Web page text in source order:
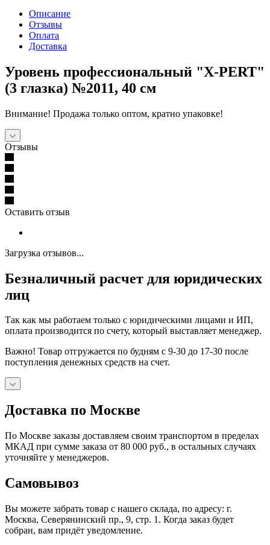
Описание
Отзывы
Оплата
Доставка
Уровень профессиональный "X-PERT"
(3 глазка) №2011, 40 см
Внимание! Продажа только оптом, кратно упаковке!
Отзывы
Оставить отзыв
Загрузка отзывов...
Безналичный расчет для юридических
лиц
Так как мы работаем только с юридическими лицами и ИП,
оплата производится по счету, который выставляет менеджер.
Важно! Товар отгружается по будням с 9-30 до 17-30 после
поступления денежных средств на счет.
Доставка по Москве
По Москве заказы доставляем своим транспортом в пределах
МКАД при сумме заказа от 80 000 руб., в остальных случаях
уточняйте у менеджеров.
Самовывоз
Вы можете забрать товар с нашего склада, по адресу: г.
Москва, Северянинский пр., 9, стр. 1. Когда заказ будет
собран, вам придёт уведомление.